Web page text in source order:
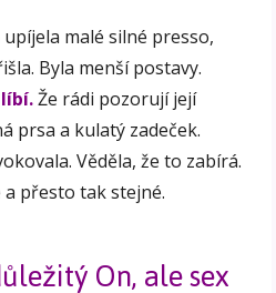
upíjela malé silné presso,
Byla menší postavy.
Že rádi pozorují její
prsa a kulatý zadeček.
Věděla, že to zabírá.
přesto tak stejné.
On, ale sex